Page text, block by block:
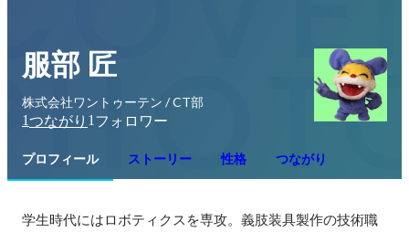
服部 匠
株式会社ワントゥーテン / CT部
1つながり 1 フォロワー
プロフィール ストーリー 性格 つながり
学生時代にはロボティクスを専攻。義肢装具製作の技術職